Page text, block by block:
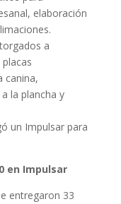
elaboración
a
canina,
la plancha y
un Impulsar para
en Impulsar
entregaron 33